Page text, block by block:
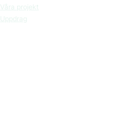
Våra projekt
Uppdrag